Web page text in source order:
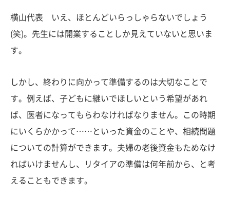
横山代表 いえ、ほとんどいらっしゃらないでしょう
(笑)。先生には開業することしか見えていないと思いま
す。
しかし、終わりに向かって準備するのは大切なことで
す。例えば、子どもに継いでほしいという希望があれ
ば、医者になってもらわなければなりません。この時期
にいくらかかって……といった資金のことや、相続問題
についての計算ができます。夫婦の老後資金もためなけ
ればいけませんし、リタイアの準備は何年前から、と考
えることもできます。